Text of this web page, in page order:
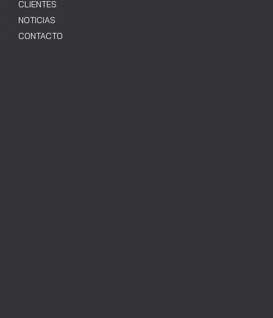
CLIENTES
NOTICIAS
CONTACTO